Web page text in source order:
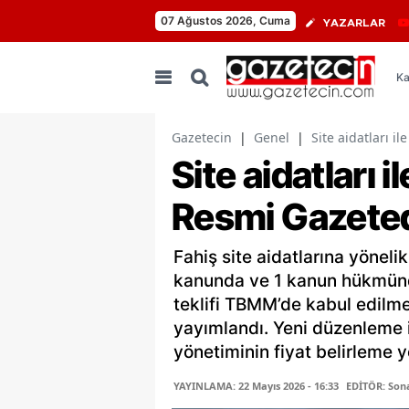
07 Ağustos 2026, Cuma YAZARLAR
Gazetecin | Genel | Site aidatları
Site aidatları
Resmi
Fahiş site aidatlarına
kanunda ve 1 kanun
teklifi TBMM’de kabul
yayımlandı. Yeni
yönetiminin fiyat belirleme
YAYINLAMA: 22 Mayıs 2026 - 16:33 EDİTÖR: